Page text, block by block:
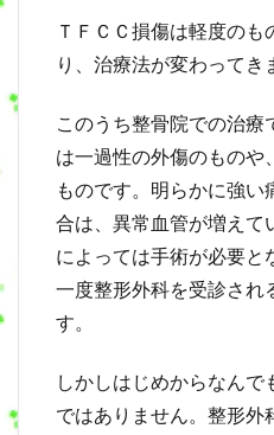
ＴＦＣＣ損傷は軽度の
り、治療法が変わってき
このうち整骨院での治
は一過性の外傷のものや
ものです。明らかに強
合は、異常血管が増えて
によっては手術が必要と
一度整形外科を受診され
す。
しかしはじめからなん
ではありません。整形外